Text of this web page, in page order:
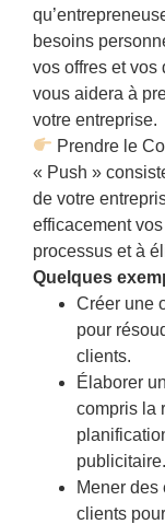
besoins
vos offres et vos
vous aidera à
votre entreprise.
Prendre le
« Push »
de votre
efficacement
processus et à
Quelques
Créer une
pour
clients.
Élaborer
compris la
publicitaire.
Mener des
clients